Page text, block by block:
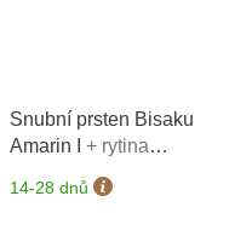
Snubní prsten Bisaku
Amarin I + rytina
vlastního textu na oba
prsteny*
14-28 dnů